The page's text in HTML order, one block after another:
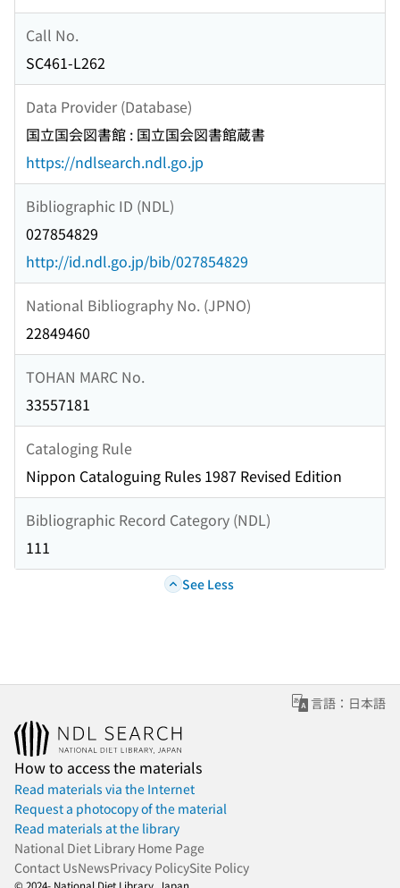
Call No.
SC461-L262
Data Provider (Database)
国立国会図書館 : 国立国会図書館蔵書
https://ndlsearch.ndl.go.jp
Bibliographic ID (NDL)
027854829
http://id.ndl.go.jp/bib/027854829
National Bibliography No. (JPNO)
22849460
TOHAN MARC No.
33557181
Cataloging Rule
Nippon Cataloguing Rules 1987 Revised Edition
Bibliographic Record Category (NDL)
111
See Less
言語：日本語
How to access the materials
Read materials via the Internet
Request a photocopy of the material
Read materials at the library
National Diet Library Home Page
Contact UsNewsPrivacy PolicySite Policy
© 2024- National Diet Library, Japan.